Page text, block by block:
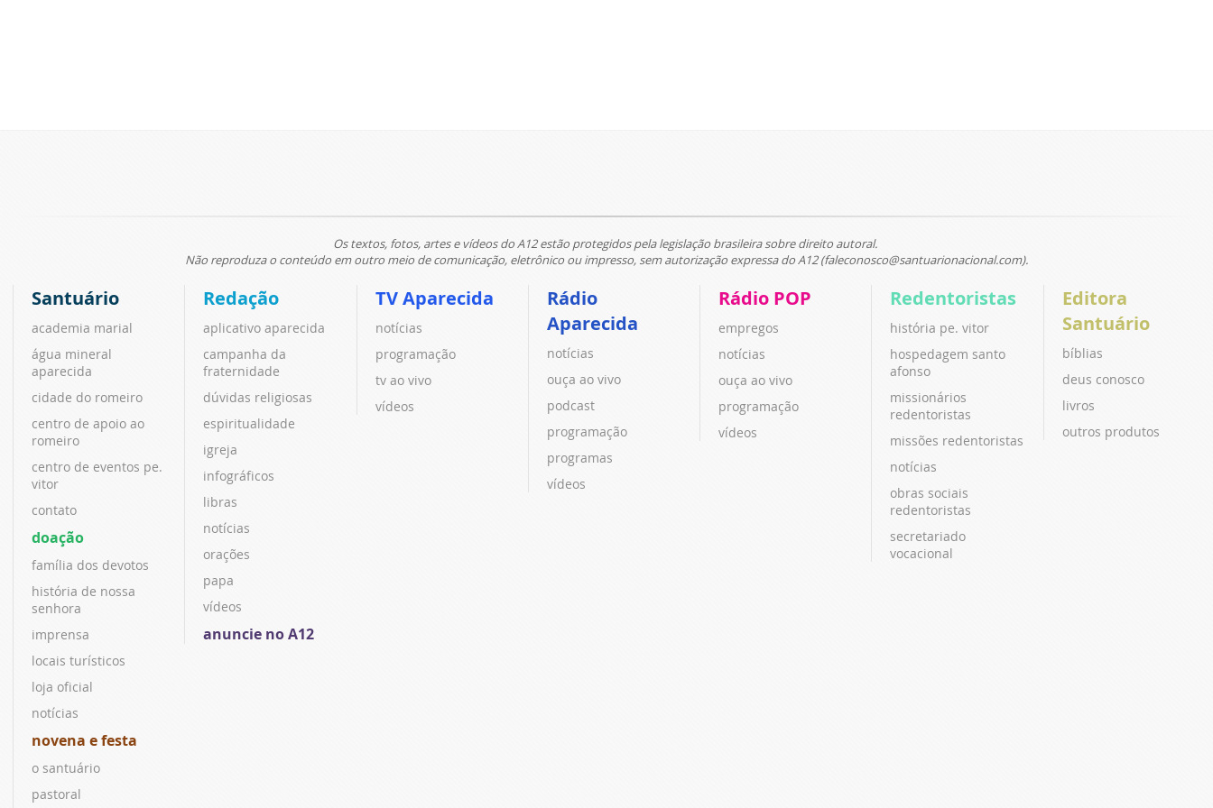
Os textos, fotos, artes e vídeos do A12 estão protegidos pela legislação brasileira sobre direito autoral.
Não reproduza o conteúdo em outro meio de comunicação, eletrônico ou impresso, sem autorização expressa do A12 (faleconosco@santuarionacional.com).
Santuário
academia marial
água mineral
aparecida
cidade do romeiro
centro de apoio ao
romeiro
centro de eventos pe.
vitor
contato
doação
família dos devotos
história de nossa
senhora
imprensa
locais turísticos
loja oficial
notícias
novena e festa
o santuário
pastoral
Redação
aplicativo aparecida
campanha da
fraternidade
dúvidas religiosas
espiritualidade
igreja
infográficos
libras
notícias
orações
papa
vídeos
anuncie no A12
TV Aparecida
notícias
programação
tv ao vivo
vídeos
Rádio
Aparecida
notícias
ouça ao vivo
podcast
programação
programas
vídeos
Rádio POP
empregos
notícias
ouça ao vivo
programação
vídeos
Redentoristas
história pe. vitor
hospedagem santo
afonso
missionários
redentoristas
missões redentoristas
notícias
obras sociais
redentoristas
secretariado
vocacional
Editora
Santuário
bíblias
deus conosco
livros
outros produtos